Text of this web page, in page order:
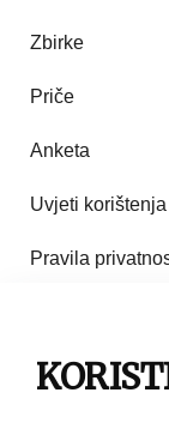
Zbirke
Priče
Anketa
Uvjeti korištenja
Pravila
Pravila